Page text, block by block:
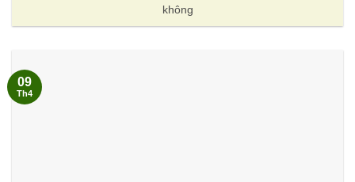
không
09
Th4